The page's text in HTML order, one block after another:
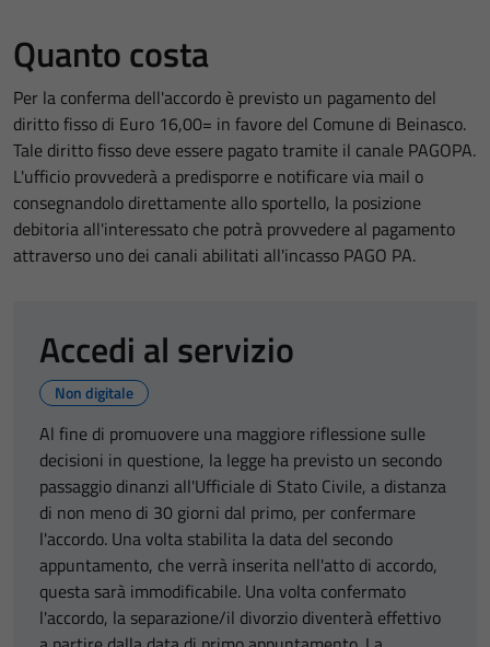
Quanto costa
Per la conferma dell'accordo è previsto un pagamento del
diritto fisso di Euro 16,00= in favore del Comune di Beinasco.
Tale diritto fisso deve essere pagato tramite il canale PAGOPA.
L'ufficio provvederà a predisporre e notificare via mail o
consegnandolo direttamente allo sportello, la posizione
debitoria all'interessato che potrà provvedere al pagamento
attraverso uno dei canali abilitati all'incasso PAGO PA.
Accedi al servizio
Non digitale
Al fine di promuovere una maggiore riflessione sulle
decisioni in questione, la legge ha previsto un secondo
passaggio dinanzi all'Ufficiale di Stato Civile, a distanza
di non meno di 30 giorni dal primo, per confermare
l'accordo. Una volta stabilita la data del secondo
appuntamento, che verrà inserita nell'atto di accordo,
questa sarà immodificabile. Una volta confermato
l'accordo, la separazione/il divorzio diventerà effettivo